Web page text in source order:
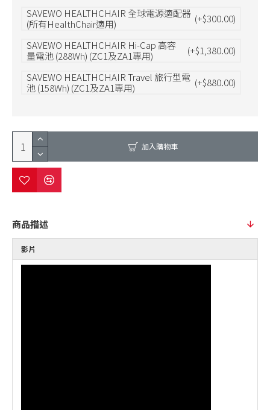
SAVEWO HEALTHCHAIR 全球電源適配器
(所有HealthChair適用)
(+$300.00)
SAVEWO HEALTHCHAIR Hi-Cap 高容
量電池 (288Wh) (ZC1及ZA1專用)
(+$1,380.00)
SAVEWO HEALTHCHAIR Travel 旅行型電
池 (158Wh) (ZC1及ZA1專用)
(+$880.00)
加入購物車
商品描述
影片